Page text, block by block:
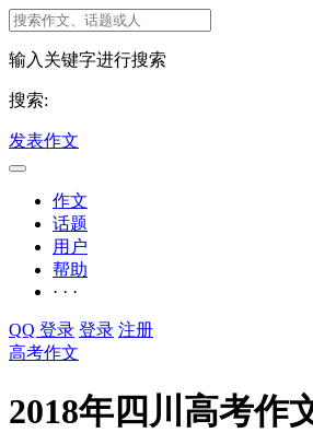
输入关键字进行搜索
搜索:
发表作文
作文
话题
用户
帮助
· · ·
QQ 登录 登录 注册
高考作文
2018年四川高考作